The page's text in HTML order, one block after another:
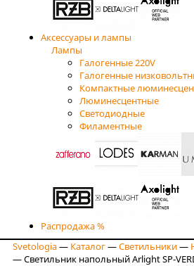
Аксессуары и лампы
Лампы
Галогенные 220V
Галогенные
Компактные
Люминесцентные
Светодиодные
Филаментные
Распродажа %
Svetologia— Каталог—Светильники—
—Светильник напольный Arlight SP-